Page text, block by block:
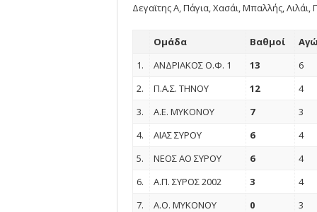
Δεγαϊτης Α, Πάγια, Χασάι, Μπαλλής, Λιλάι,
Ομάδα Βαθμοί
1.
ΑΝΔΡΙΑΚΟΣ Ο.Φ. 1 13 6
2.
Π.Α.Σ. ΤΗΝΟΥ 12 4
3.
A.E. MYKONOY 7 3
4.
ΑΙΑΣ ΣΥΡΟΥ 6 4
5.
ΝΕΟΣ ΑΟ ΣΥΡΟΥ 6 4
6.
Α.Π. ΣΥΡΟΣ 2002 3 4
7.
Α.Ο. ΜΥΚΟΝΟΥ 0 3